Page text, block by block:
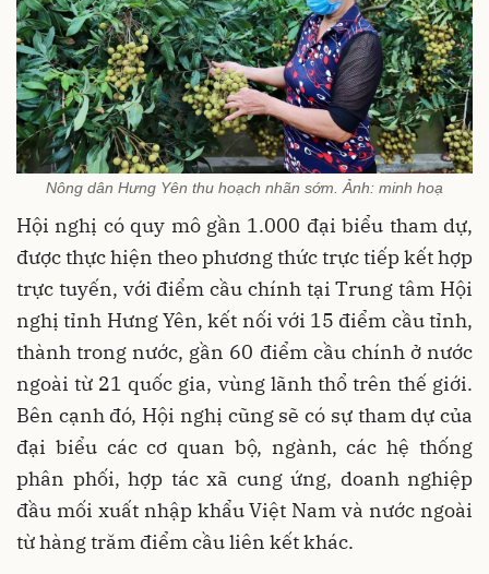
Nông dân Hưng Yên thu hoạch nhãn sớm. Ảnh: minh hoạ
Hội nghị có quy mô gần 1.000 đại biểu tham dự,
được thực hiện theo phương thức trực tiếp kết hợp
trực tuyến, với điểm cầu chính tại Trung tâm Hội
nghị tỉnh Hưng Yên, kết nối với 15 điểm cầu tỉnh,
thành trong nước, gần 60 điểm cầu chính ở nước
ngoài từ 21 quốc gia, vùng lãnh thổ trên thế giới.
Bên cạnh đó, Hội nghị cũng sẽ có sự tham dự của
đại biểu các cơ quan bộ, ngành, các hệ thống
phân phối, hợp tác xã cung ứng, doanh nghiệp
đầu mối xuất nhập khẩu Việt Nam và nước ngoài
từ hàng trăm điểm cầu liên kết khác.